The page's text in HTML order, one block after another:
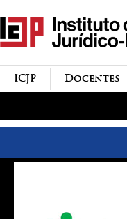
icjp
menu-institucional
Docentes
ICJP